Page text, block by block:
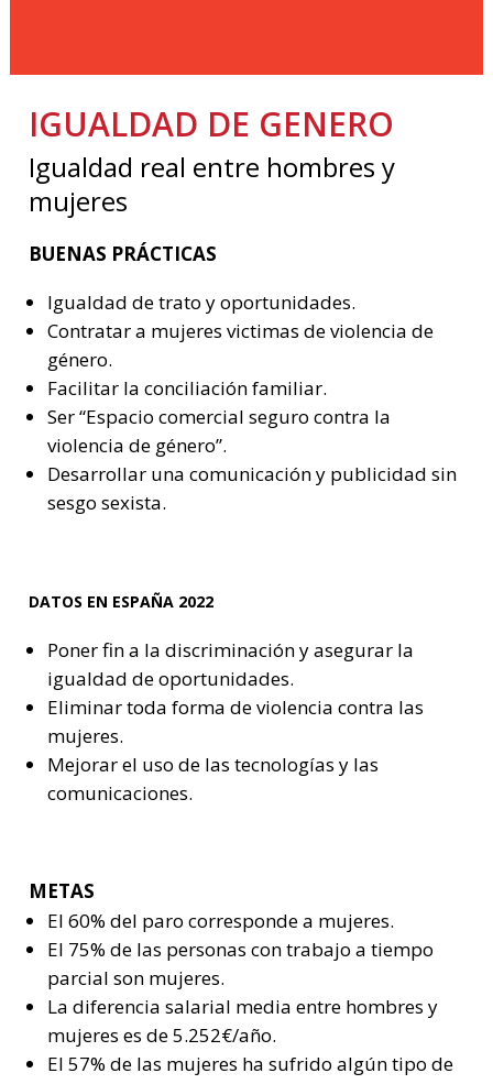
IGUALDAD DE GENERO
Igualdad real entre hombres y
mujeres
BUENAS PRÁCTICAS
Igualdad de trato y oportunidades.
Contratar a mujeres victimas de violencia de
género.
Facilitar la conciliación familiar.
Ser “Espacio comercial seguro contra la
violencia de género”.
Desarrollar una comunicación y publicidad sin
sesgo sexista.
DATOS EN ESPAÑA 2022
Poner fin a la discriminación y asegurar la
igualdad de oportunidades.
Eliminar toda forma de violencia contra las
mujeres.
Mejorar el uso de las tecnologías y las
comunicaciones.
METAS
El 60% del paro corresponde a mujeres.
El 75% de las personas con trabajo a tiempo
parcial son mujeres.
La diferencia salarial media entre hombres y
mujeres es de 5.252€/año.
El 57% de las mujeres ha sufrido algún tipo de